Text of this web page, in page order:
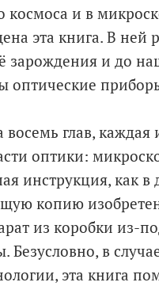
космоса и в
эта книга. В ней
зарождения и до
оптические
восемь глав,
оптики:
инструкция, как
копию
из коробки из-
Безусловно, в
эта книга